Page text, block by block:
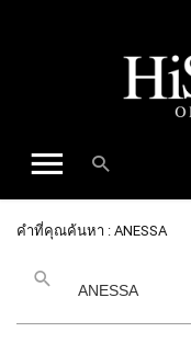
คำที่คุณค้นหา : ANESSA